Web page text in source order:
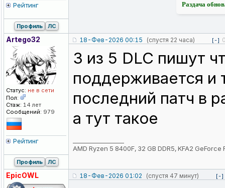
Рейтинг Раздача
Профиль ЛС
Artego32
Статус: не в сети
Пол:
Стаж: 14 лет
Сообщений: 979
Рейтинг
18-Фев-2026 00:15 (спустя 22 часа) [-]
3 из 5 DLC пишут
поддерживается и
последний патч в
а тут такое
AMD Ryzen 5 8400F, 32 GB DDR5, KFA2 GeForce
Профиль ЛС
EpicOWL 18-Фев-2026 01:02 (спустя 47 минут) [-]